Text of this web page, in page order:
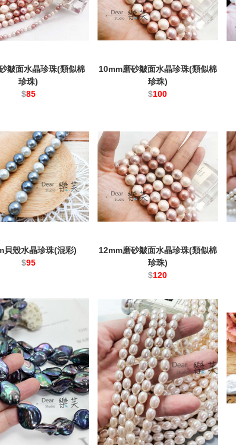
皺面水晶珍珠(類似棉
珍珠)
$85
10mm磨砂皺面水晶珍珠(類似棉
珍珠)
$100
貝殼水晶珍珠(混彩)
$95
12mm磨砂皺面水晶珍珠(類似棉
珍珠)
$120